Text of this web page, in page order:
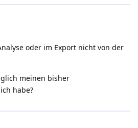
oder im Export nicht von der
meinen bisher
habe?